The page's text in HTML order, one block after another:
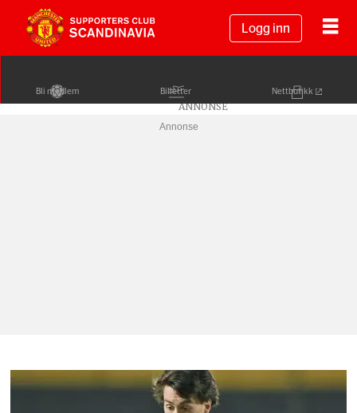
Logg inn
Bli medlem Billetter Nettbutikk
Annonse